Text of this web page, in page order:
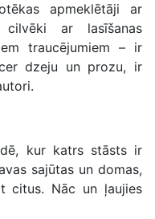
apmeklētāji ar
cilvēki ar lasīšanas
traucējumiem – ir
dzeju un prozu, ir
kur katrs stāsts ir
sajūtas un domas,
citus. Nāc un ļaujies